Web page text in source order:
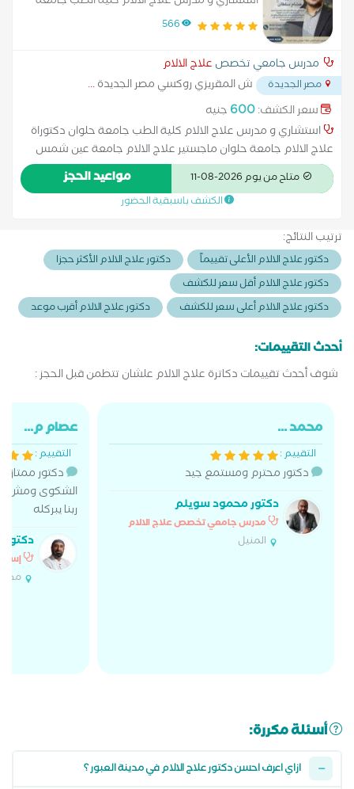
حلوان دكتوراة علاج الالام جامعة حلوان
566
مدرس جامعي تخصص علاج الالام
مصر الجديدة ش المقريزي روكسي مصر الجديدة...
سعر الكشف:600 جنيه
استشاري و مدرس علاج الالام كلية الطب جامعة حلوان دكتوراة
علاج الالام جامعة حلوان ماجستير علاج الالام جامعة عين شمس
علاج الالام الظهر والغضروف القطني و الصدري بالتردد الحراري علاج
الام الرقبة و الغضروف العنقي بالحقن والتردد الحراري تبخير الغضروف
القطني بتقنية الكوبليشن الحديثة علاج الالام للعصب الخامس علاج
تثبيت الفقرات علاج الالام الناتجة عن الاورام المختلفة
متاح من يوم 2026-08-11 مواعيد الحجز
الكشف باسبقية الحضور
ترتيب النتائج:
دكتور علاج الالام الأعلى تقييماً
دكتور علاج الالام الأكثر حجزا
دكتور علاج الالام أقل سعر للكشف
دكتور علاج الالام أعلى سعر للكشف
دكتور علاج الالام أقرب موعد
أحدث التقييمات:
شوف أحدث تقييمات دكاترة علاج الالام علشان تتطمن قبل الحجز :
محمد ...
التقييم :
دكتور محترم ومستمع جيد
دكتور محمود سويلم
مدرس جامعي تخصص علاج الالام
المنيل
عصام م...
التقييم :
دكتور ممتاز
الشكوى ومش
ربنا يبركله
أسئلة مكررة:
ازاي اعرف احسن دكتور علاج الالام في مدينة العبور ؟